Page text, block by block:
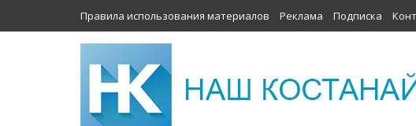
Правила использования материалов Реклама Подписка